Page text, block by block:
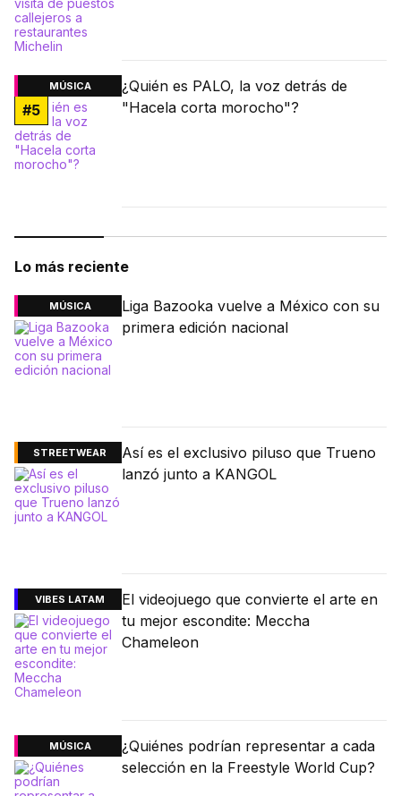
MÚSICA
#5
¿Quién es PALO, la voz detrás de
"Hacela corta morocho"?
Lo más reciente
MÚSICA
Liga Bazooka vuelve a México con su
primera edición nacional
STREETWEAR
Así es el exclusivo piluso que Trueno
lanzó junto a KANGOL
VIBES LATAM
El videojuego que convierte el arte en
tu mejor escondite: Meccha
Chameleon
MÚSICA
¿Quiénes podrían representar a cada
selección en la Freestyle World Cup?